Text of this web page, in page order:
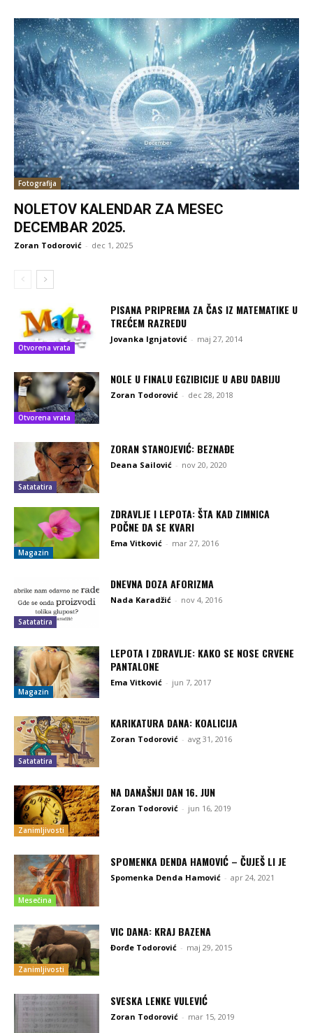
Fotografija
NOLETOV KALENDAR ZA MESEC
DECEMBAR 2025.
Zoran Todorović - dec 1, 2025
Otvorena vrata
PISANA PRIPREMA ZA ČAS IZ MATEMATIKE U
TREĆEM RAZREDU
Jovanka Ignjatović - maj 27, 2014
Otvorena vrata
NOLE U FINALU EGZIBICIJE U ABU DABIJU
Zoran Todorović - dec 28, 2018
Satatatira
ZORAN STANOJEVIĆ: BEZNAĐE
Deana Sailović - nov 20, 2020
Magazin
ZDRAVLJE I LEPOTA: ŠTA KAD ZIMNICA
POČNE DA SE KVARI
Ema Vitković - mar 27, 2016
Satatatira
DNEVNA DOZA AFORIZMA
Nada Karadžić - nov 4, 2016
Magazin
LEPOTA I ZDRAVLJE: KAKO SE NOSE CRVENE
PANTALONE
Ema Vitković - jun 7, 2017
Satatatira
KARIKATURA DANA: KOALICIJA
Zoran Todorović - avg 31, 2016
Zanimljivosti
NA DANAŠNJI DAN 16. JUN
Zoran Todorović - jun 16, 2019
Mesečina
SPOMENKA DENDA HAMOVIĆ – ČUJEŠ LI JE
Spomenka Denda Hamović - apr 24, 2021
Zanimljivosti
VIC DANA: KRAJ BAZENA
Đorđe Todorović - maj 29, 2015
SVESKA LENKE VULEVIĆ
Zoran Todorović - mar 15, 2019